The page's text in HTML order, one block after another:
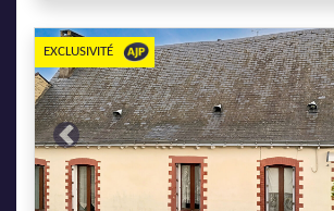
Previous
EXCLUSIVITÉ